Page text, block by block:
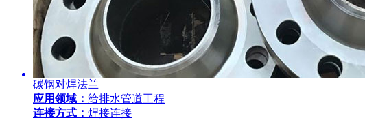
碳钢对焊法兰
应用领域： 给排水管道工程
连接方式： 焊接连接